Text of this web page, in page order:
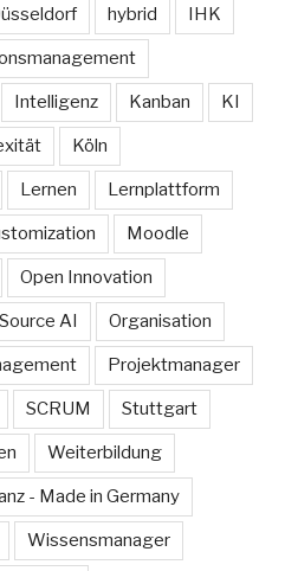
hybrid IHK
Intelligenz Kanban KI
Köln
Lernen Lernplattform
Moodle
Open Innovation
AI Organisation
Projektmanager
SCRUM Stuttgart
Weiterbildung
- Made in Germany
Wissensmanager